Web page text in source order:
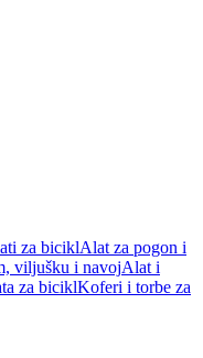
za biciklAlat za pogon i
viljušku i navojAlat i
za biciklKoferi i torbe za